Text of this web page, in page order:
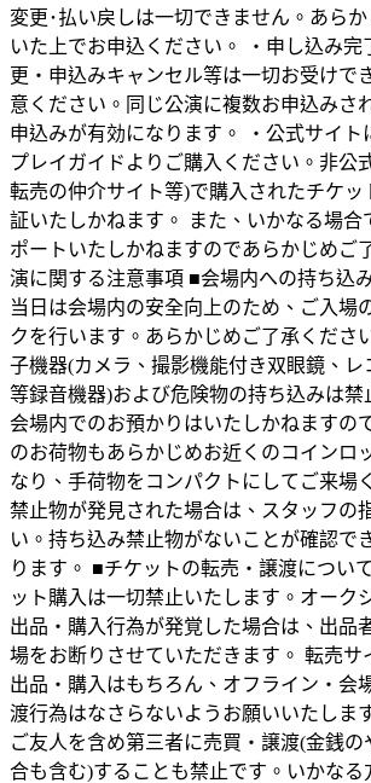
変更･払い戻しは一切できません。あら
いた上でお申込ください。 ・申し込み完
更・申込みキャンセル等は一切お受けで
意ください。同じ公演に複数お申込みさ
申込みが有効になります。 ・公式サイト
プレイガイドよりご購入ください。非公
転売の仲介サイト等)で購入されたチケッ
証いたしかねます。 また、いかなる場合
ポートいたしかねますのであらかじめご
演に関する注意事項 ■会場内への持ち込
当日は会場内の安全向上のため、ご入場
クを行います。あらかじめご了承くださ
子機器(カメラ、撮影機能付き双眼鏡、レ
等録音機器)および危険物の持ち込みは禁
会場内でのお預かりはいたしかねますの
のお荷物もあらかじめお近くのコインロ
なり、手荷物をコンパクトにしてご来場
禁止物が発見された場合は、スタッフの
い。持ち込み禁止物がないことが確認で
ります。 ■チケットの転売・譲渡につい
ット購入は一切禁止いたします。オーク
出品・購入行為が発覚した場合は、出品
場をお断りさせていただきます。 転売サ
出品・購入はもちろん、オフライン・会
渡行為はなさらないようお願いいたしま
ご友人を含め第三者に売買・譲渡(金銭
合も含む)することも禁止です。いかなる